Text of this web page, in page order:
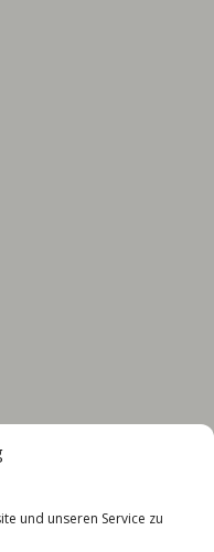
und unseren Service zu